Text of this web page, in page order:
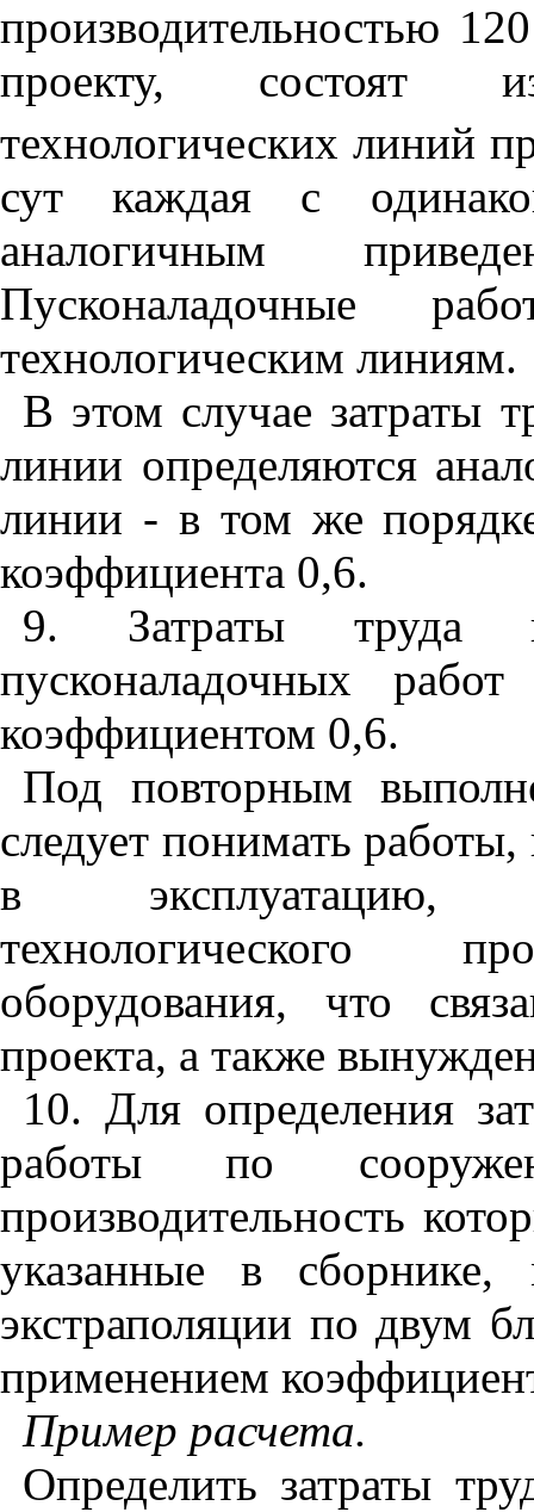
производительностью
проекту, состоят
технологических линий
сут каждая с
аналогичным
Пусконаладочные
технологическим линиям.
В этом случае затраты
линии определяются
линии - в том же
коэффициента 0,6.
9. Затраты труда
пусконаладочных
коэффициентом 0,6.
Под повторным
следует понимать
в эксплуатацию,
технологического
оборудования, что
проекта, а также
10. Для определения
работы по
производительность
указанные в
экстраполяции по двум
применением
Пример расчета.
Определить затраты